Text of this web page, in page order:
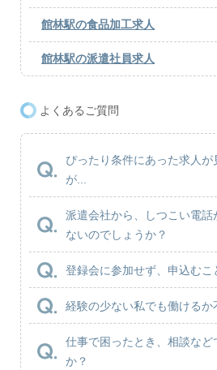
館林駅の食品加工求人
館林駅の派遣社員求人
よくあるご質問
ぴったり条件にあった求人
が...
派遣会社から、しつこい電話
ないのでしょうか？
登録会に参加せず、申込むこ
経験の少ない私でも働けるか
仕事で困ったとき、相談など
か？